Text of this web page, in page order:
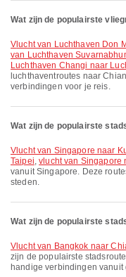
Wat zijn de populairste
vlucht van Luchthaven
van Luchthaven
Luchthaven Changi naar
luchthaventroutes naar
verbindingen voor je reis.
Wat zijn de populairste
vlucht van Singapore naar
Taipei,vlucht van Singapore
vanuit Singapore. Deze
steden.
Wat zijn de populairste
vlucht van Bangkok naar
zijn de populairste
handige verbindingen vanuit